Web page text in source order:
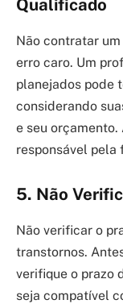
Qualificado
Não contratar
erro caro. Um
planejados pode
considerando
e seu
responsável pela
5. Não
Não verificar o
transtornos.
verifique o prazo
seja compatível